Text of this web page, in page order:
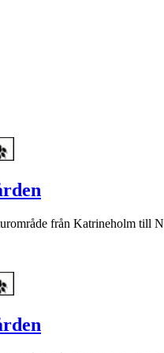
från Katrineholm till